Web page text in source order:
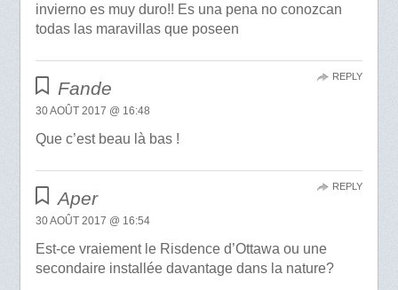
invierno es muy duro!! Es una pena no conozcan
todas las maravillas que poseen
Fande
30 AOÛT 2017 @ 16:48
Que c’est beau là bas !
REPLY
Aper
30 AOÛT 2017 @ 16:54
Est-ce vraiement le Risdence d’Ottawa ou une
secondaire installée davantage dans la nature?
REPLY